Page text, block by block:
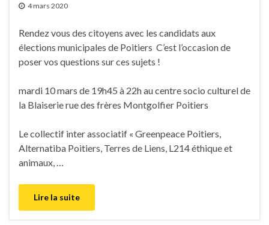
4 mars 2020
Rendez vous des citoyens avec les candidats aux
élections municipales de Poitiers C’est l’occasion de
poser vos questions sur ces sujets !
mardi 10 mars de 19h45 à 22h au centre socio culturel de
la Blaiserie rue des frères Montgolfier Poitiers
Le collectif inter associatif « Greenpeace Poitiers,
Alternatiba Poitiers, Terres de Liens, L214 éthique et
animaux, …
Lire la suite